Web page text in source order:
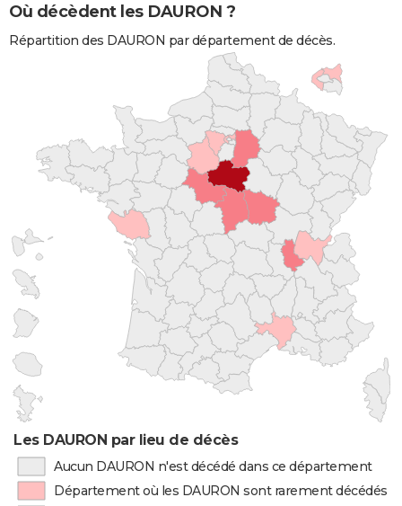
Où décèdent les DAURON ?
Répartition des DAURON par département de décès.
Les DAURON par lieu de décès
Aucun DAURON n'est décédé dans ce département
Département où les DAURON sont rarement décédés